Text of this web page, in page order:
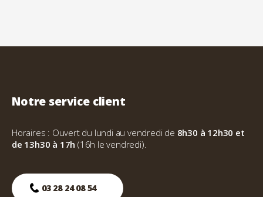
Notre service client
Horaires : Ouvert du lundi au vendredi de 8h30 à 12h30 et
de 13h30 à 17h(16h le vendredi).
03 28 24 08 54